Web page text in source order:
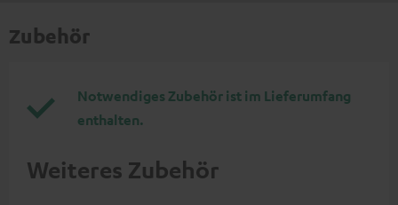
Zubehör
Notwendiges Zubehör ist im Lieferumfang
enthalten.
Weiteres Zubehör